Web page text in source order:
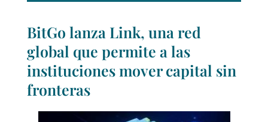
BitGo lanza Link, una red
global que permite a las
instituciones mover capital sin
fronteras